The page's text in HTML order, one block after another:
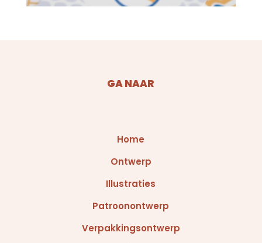
GA NAAR
Home
Ontwerp
Illustraties
Patroonontwerp
Verpakkingsontwerp